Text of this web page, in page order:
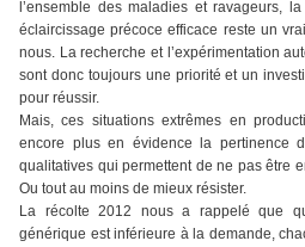
l’ensemble des maladies et ravageurs,
éclaircissage précoce efficace reste un
nous. La recherche et l’expérimentation
sont donc toujours une priorité et un
pour réussir.
Mais, ces situations extrêmes en
encore plus en évidence la pertinence
qualitatives qui permettent de ne pas être
Ou tout au moins de mieux résister.
La récolte 2012 nous a rappelé que
générique est inférieure à la demande,